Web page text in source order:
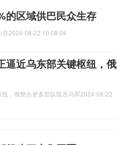
的区域供巴民众生存
存2024-08-22 10:08:04
逼近乌东部关键枢纽，俄
，俄整合更多部队阻击乌军2024-08-22